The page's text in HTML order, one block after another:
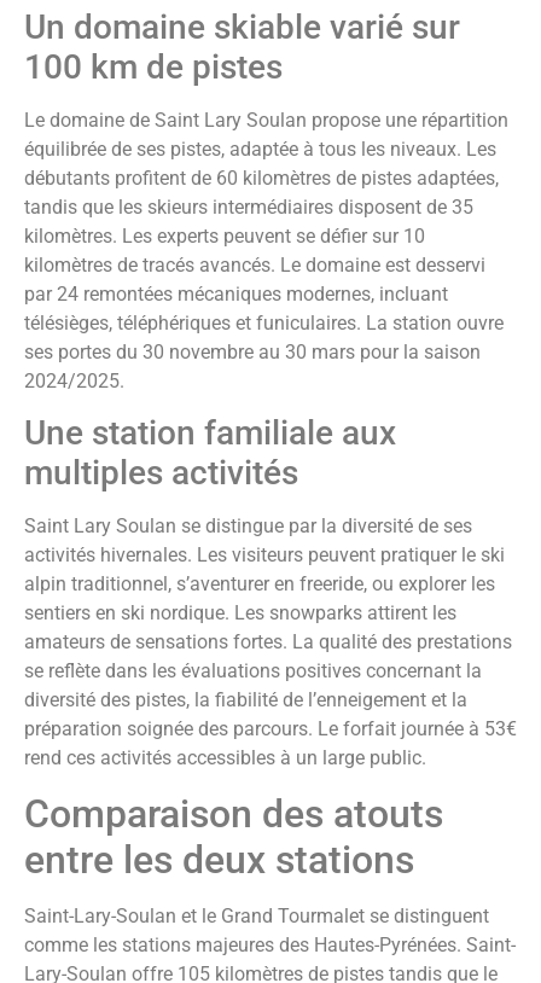
Un domaine skiable varié sur
100 km de pistes
Le domaine de Saint Lary Soulan propose une répartition
équilibrée de ses pistes, adaptée à tous les niveaux. Les
débutants profitent de 60 kilomètres de pistes adaptées,
tandis que les skieurs intermédiaires disposent de 35
kilomètres. Les experts peuvent se défier sur 10
kilomètres de tracés avancés. Le domaine est desservi
par 24 remontées mécaniques modernes, incluant
télésièges, téléphériques et funiculaires. La station ouvre
ses portes du 30 novembre au 30 mars pour la saison
2024/2025.
Une station familiale aux
multiples activités
Saint Lary Soulan se distingue par la diversité de ses
activités hivernales. Les visiteurs peuvent pratiquer le ski
alpin traditionnel, s’aventurer en freeride, ou explorer les
sentiers en ski nordique. Les snowparks attirent les
amateurs de sensations fortes. La qualité des prestations
se reflète dans les évaluations positives concernant la
diversité des pistes, la fiabilité de l’enneigement et la
préparation soignée des parcours. Le forfait journée à 53€
rend ces activités accessibles à un large public.
Comparaison des atouts
entre les deux stations
Saint-Lary-Soulan et le Grand Tourmalet se distinguent
comme les stations majeures des Hautes-Pyrénées. Saint-
Lary-Soulan offre 105 kilomètres de pistes tandis que le